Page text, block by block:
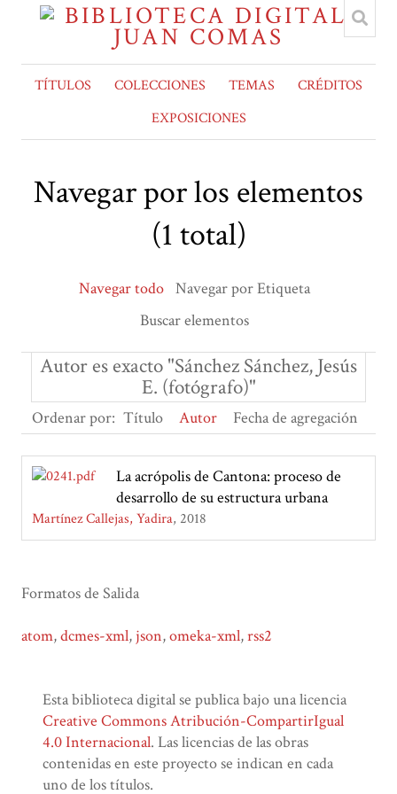
TÍTULOS COLECCIONES TEMAS
CRÉDITOS
EXPOSICIONES
Navegar por los elementos
(1 total)
Navegar todo Navegar por Etiqueta
Buscar elementos
Autor es exacto "Sánchez Sánchez, Jesús
E. (fotógrafo)"
Ordenar por: Título Autor Fecha de agregación
La acrópolis de Cantona: proceso de
desarrollo de su estructura urbana
Martínez Callejas, Yadira 2018
Formatos de Salida
atom,dcmes-xml, json,omeka-xml,rss2
Esta biblioteca digital se publica bajo una licencia
Creative Commons Atribución-CompartirIgual
4.0 Internacional. Las licencias de las obras
contenidas en este proyecto se indican en cada
uno de los títulos.